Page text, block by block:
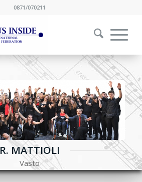
0871/070211
R. MATTIOLI
Vasto